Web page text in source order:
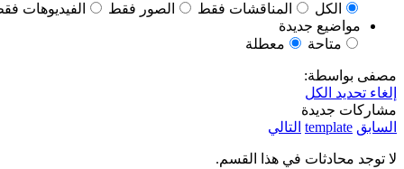
الكل
المناقشات فقط الصور فقط الفيديوهات
مواضيع جديدة
متاحة
معطلة
مصفى بواسطة:
إلغاء تحديد الكل
مشاركات جديدة
السابق template التالي
لا توجد محادثات في هذا القسم.